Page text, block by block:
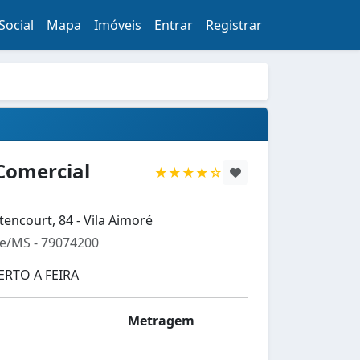
Mapa Imóveis Entrar Registrar
★★★★☆
84 - Vila Aimoré
MS - 79074200
A FEIRA
Metragem